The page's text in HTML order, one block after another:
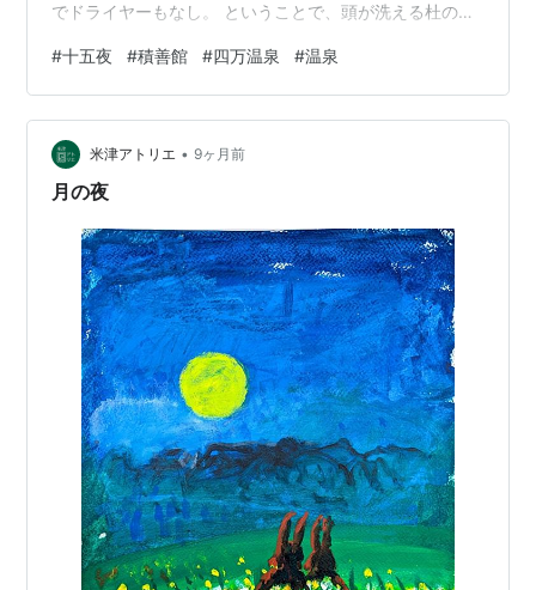
でドライヤーもなし。 ということで、頭が洗える杜の湯
ーンアイスの自販機。湯上がりに買いたくなる絶妙な位
置にあります。 でもお風呂上がり、少しアイスに惹かれ
つつ、いったん通り抜けて佳松亭にある売店へ。 何か良
いものはないかなぁと物色。 可愛い柄のお土産用のお菓
子を発見。1つ買って試して、良ければお土産用にも購入
#十五夜 #積善館 #四万温泉 #温泉
米津アトリエ • 9ヶ月前
月の夜